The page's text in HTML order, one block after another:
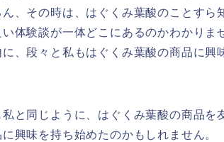
、その時は、はぐくみ葉酸のことすら
体験談が一体どこにあるのかわかりま
、段々と私もはぐくみ葉酸の商品に興
と同じように、はぐくみ葉酸の商品を
興味を持ち始めたのかもしれません。